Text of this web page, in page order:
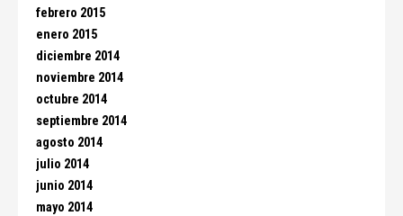
febrero 2015
enero 2015
diciembre 2014
noviembre 2014
octubre 2014
septiembre 2014
agosto 2014
julio 2014
junio 2014
mayo 2014